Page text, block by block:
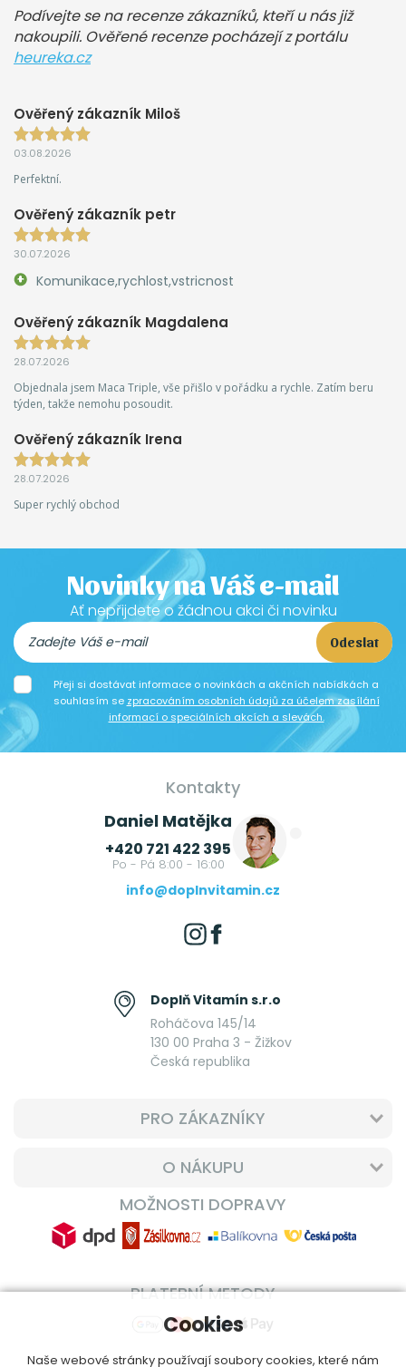
Podívejte se na recenze zákazníků, kteří u nás již
nakoupili. Ověřené recenze pocházejí z portálu
heureka.cz
Ověřený zákazník Miloš
03.08.2026
Perfektní.
Ověřený zákazník petr
30.07.2026
Komunikace,rychlost,vstricnost
Ověřený zákazník Magdalena
28.07.2026
Objednala jsem Maca Triple, vše přišlo v pořádku a rychle. Zatím beru
týden, takže nemohu posoudit.
Ověřený zákazník Irena
28.07.2026
Super rychlý obchod
Novinky na Váš e-mail
Ať nepřijdete o žádnou akci či novinku
Odeslat
Přeji si dostávat informace o novinkách a akčních nabídkách a
souhlasím se zpracováním osobních údajů za účelem zasílání
informací o speciálních akcích a slevách.
Kontakty
Daniel Matějka
+420 721 422 395
Po - Pá 8:00 - 16:00
info@doplnvitamin.cz
Doplň Vitamín s.r.o
Roháčova 145/14
130 00 Praha 3 - Žižkov
Česká republika
PRO ZÁKAZNÍKY
O NÁKUPU
MOŽNOSTI DOPRAVY
PLATEBNÍ METODY
Cookies
Naše webové stránky používají soubory cookies, které nám